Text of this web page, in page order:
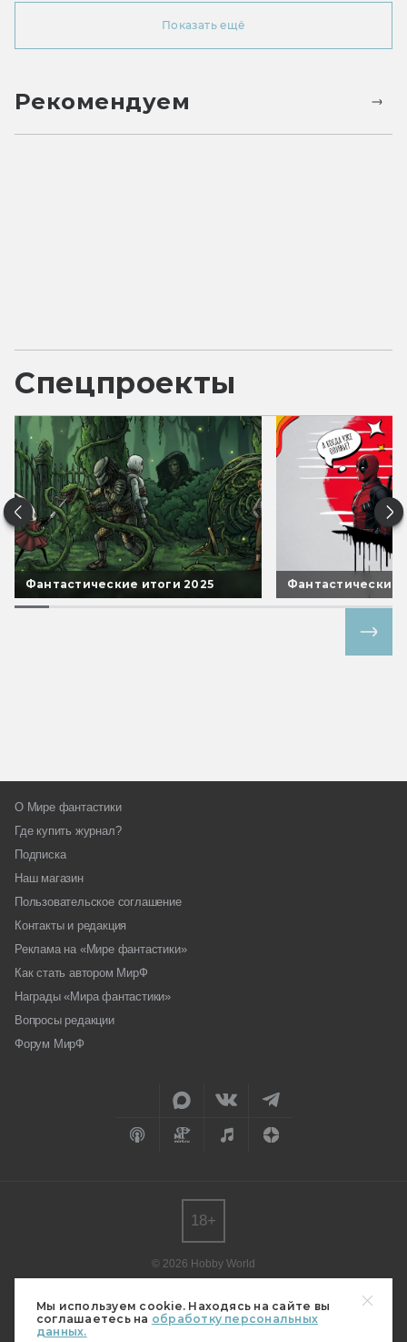
Мы используем cookie. Находясь на сайте вы
соглашаетесь на обработку персональных
данных.
Показать ещё
Рекомендуем
Спецпроекты
Фантастические итоги 2025 Фантастические
О Мире фантастики
Где купить журнал?
Подписка
Наш магазин
Пользовательское соглашение
Контакты и редакция
Реклама на «Мире фантастики»
Как стать автором МирФ
Награды «Мира фантастики»
Вопросы редакции
Форум МирФ
© 2026 Hobby World
редакции.
Мнение авторов может не совпадать с мнением редакции.
Свидетельство о регистрации СМИ серия Эл № ФС77-82485
18+